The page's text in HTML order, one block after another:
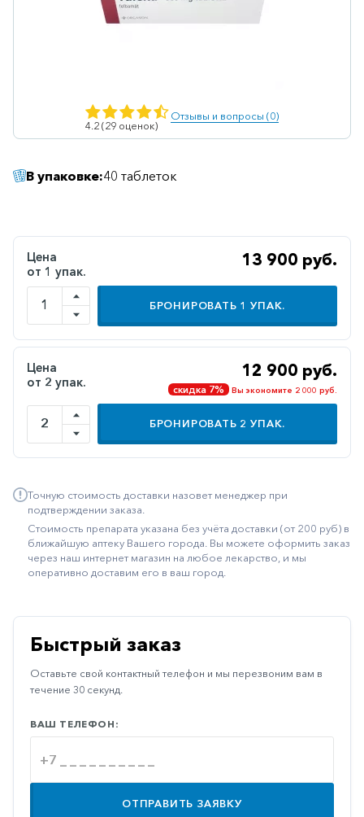
Ветеринарные
Гепатопротекторы
Дерматологические
Диабетические
Желудочно-
кишечные
Иммуностимуляторы
Климактерические
Метаболизм
Наружные
средства
Неврологические
Офтальмология
Паркинсон
Противоаллергические
Противовоспалительные
Противогрибковые
Противоопухолевые
4.2 (29 оценок)
Отзывы и вопросы (0)
В упаковке:40 таблеток
Цена
от 1 упак.
13 900 руб.
БРОНИРОВАТЬ 1 УПАК.
Цена
от 2 упак.
12 900 руб.
скидка 7% Вы экономите 2 000 руб.
БРОНИРОВАТЬ 2 УПАК.
Точную стоимость доставки назовет менеджер при
подтверждении заказа.
Стоимость препарата указана без учёта доставки (от 200 руб) в
ближайшую аптеку Вашего города. Вы можете оформить заказ
через наш интернет магазин на любое лекарство, и мы
оперативно доставим его в ваш город.
Быстрый заказ
Оставьте свой контактный телефон и мы перезвоним вам в
течение 30 секунд.
ВАШ ТЕЛЕФОН:
ОТПРАВИТЬ ЗАЯВКУ